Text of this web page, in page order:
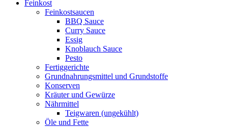
Feinkost
Feinkostsaucen
BBQ Sauce
Curry Sauce
Essig
Knoblauch Sauce
Pesto
Fertiggerichte
Grundnahrungsmittel und Grundstoffe
Konserven
Kräuter und Gewürze
Nährmittel
Teigwaren (ungekühlt)
Öle und Fette